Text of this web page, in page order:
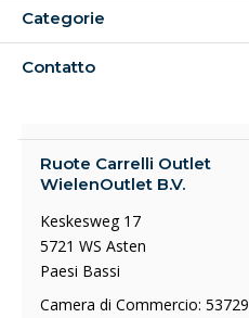
Categorie
Contatto
Ruote Carrelli Outlet
WielenOutlet B.V.
Keskesweg 17
5721 WS Asten
Paesi Bassi
Camera di Commercio: